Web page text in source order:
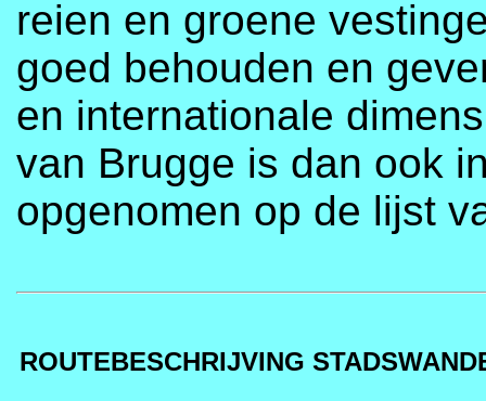
reien en groene
goed behouden en
en internationale
van Brugge is dan ook
opgenomen op de lijst
ROUTEBESCHRIJVING